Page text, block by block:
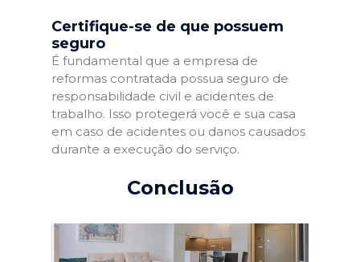
Certifique-se de que possuem
seguro
É fundamental que a empresa de
reformas contratada possua seguro de
responsabilidade civil e acidentes de
trabalho. Isso protegerá você e sua casa
em caso de acidentes ou danos causados
durante a execução do serviço.
Conclusão